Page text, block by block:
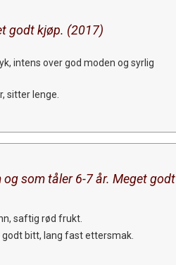
godt kjøp. (2017)
intens over god moden og syrlig
sitter lenge.
som tåler 6-7 år. Meget godt
saftig rød frukt.
bitt, lang fast ettersmak.